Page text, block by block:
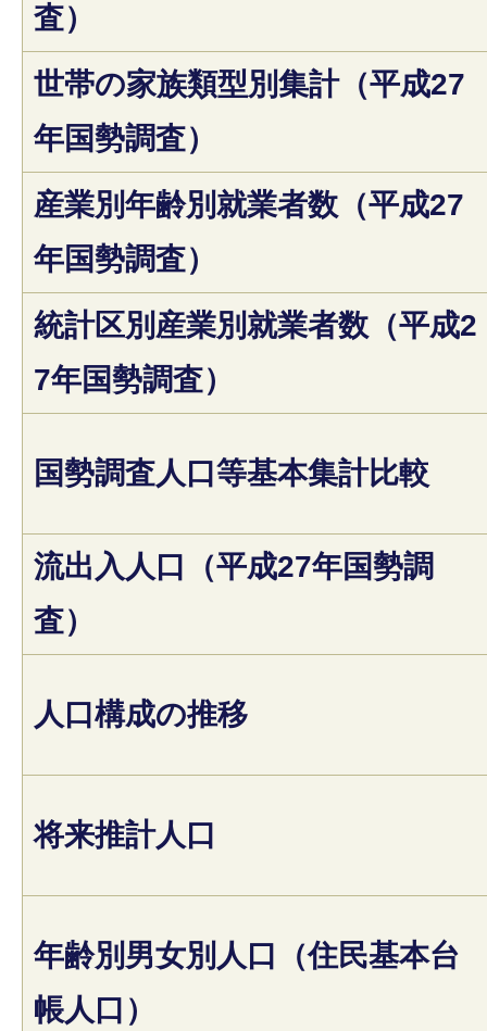
査）
世帯の家族類型別集計（平成27
年国勢調査）
産業別年齢別就業者数（平成27
年国勢調査）
統計区別産業別就業者数（平成2
7年国勢調査）
国勢調査人口等基本集計比較
流出入人口（平成27年国勢調
査）
人口構成の推移
将来推計人口
年齢別男女別人口（住民基本台
帳人口）